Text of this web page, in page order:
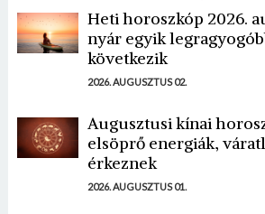
Heti horoszkóp 2026.
nyár egyik
következik
2026. AUGUSZTUS 02.
Augusztusi kínai
elsöprő energiák,
érkeznek
2026. AUGUSZTUS 01.